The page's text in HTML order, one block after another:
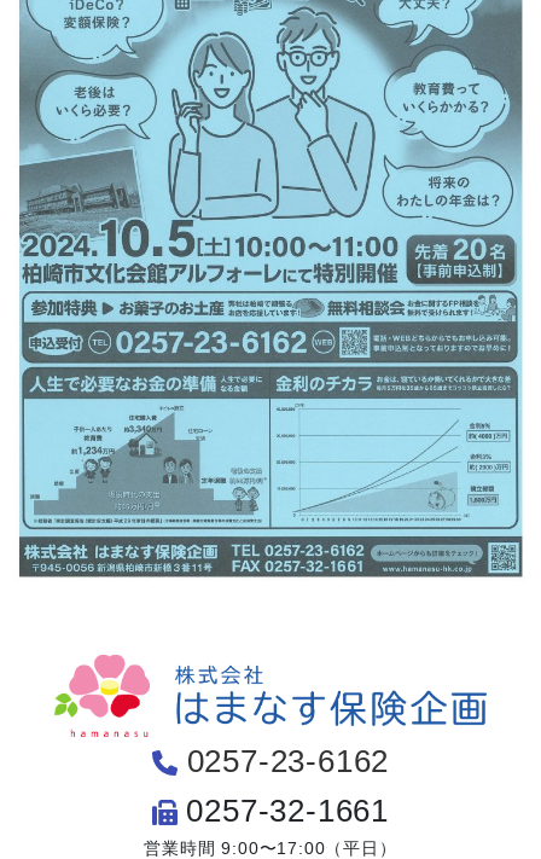
0257-23-6162
0257-32-1661
営業時間 9:00〜17:00（平日）